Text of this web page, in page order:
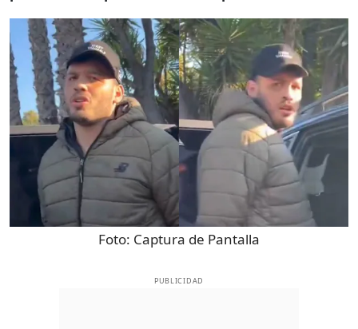
Foto: Captura de Pantalla
PUBLICIDAD